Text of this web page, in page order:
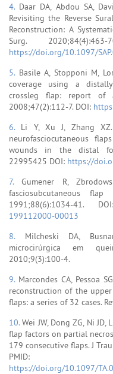
4. Daar DA, Abdou SA,
Revisiting the Reverse
Reconstruction: A
Surg.
https://doi.org/10.1097/
5. Basile A, Stopponi M,
coverage using a
crossleg flap: report of
2008;47(2):112-7. DOI:
6. Li Y, Xu J, Zhang
neurofasciocutaneous
wounds in the distal
22995425 DOI: https://
7.Gumener R,
fasciosubcutaneous
1991;88(6):1034-41.
199112000-00013
8. Milcheski DA,
microcirúrgica em
2010;9(3):100-4.
9. Marcondes CA, Pessoa
reconstruction of the
flaps: a series of 32 cases.
10.Wei JW, Dong ZG, Ni
flap factors on partial
179 consecutive flaps. J
PMID:
https://doi.org/10.1097/